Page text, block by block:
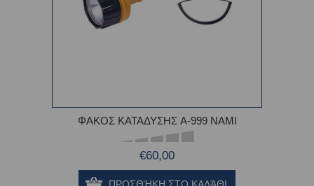
ΦΑΚΟΣ ΚΑΤΑΔΥΣΗΣ A-999 NAMI
€60,00